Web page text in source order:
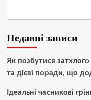
Недавні записи
Як позбутися
та дієві поради, що
Ідеальні часникові